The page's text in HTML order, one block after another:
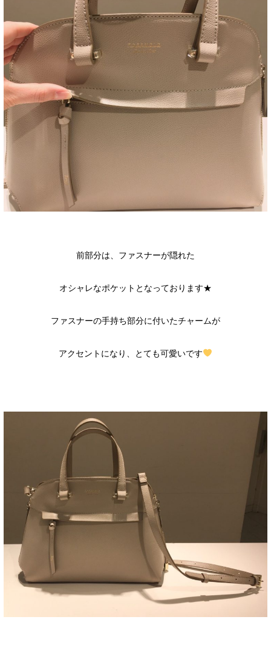
前部分は、ファスナーが隠れた
オシャレなポケットとなっております★
ファスナーの手持ち部分に付いたチャームが
アクセントになり、とても可愛いです